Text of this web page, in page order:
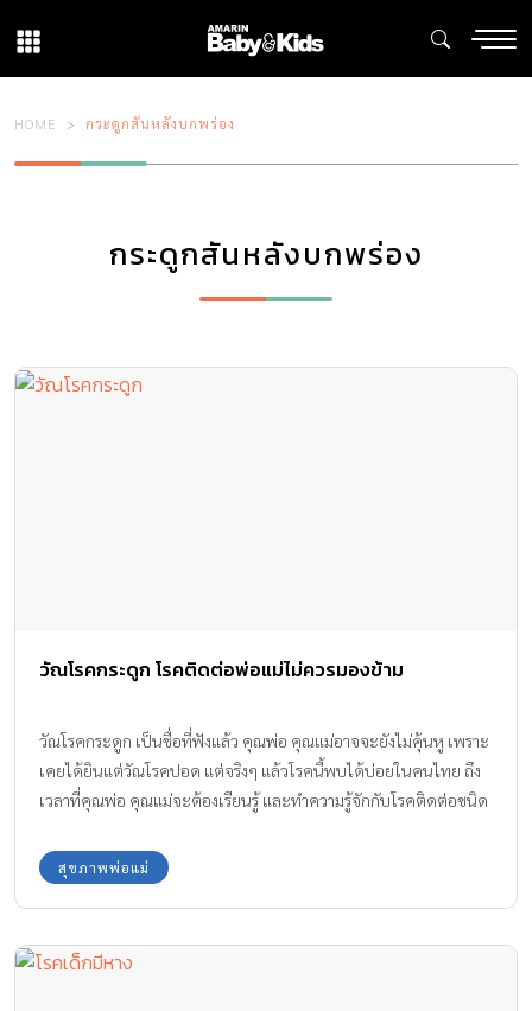
HOME กระดูกสันหลังบกพร่อง
กระดูกสันหลังบกพร่อง
วัณโรคกระดูก โรคติดต่อพ่อแม่ไม่ควรมองข้าม
วัณโรคกระดูก เป็นชื่อที่ฟังแล้ว คุณพ่อ คุณแม่อาจจะยังไม่คุ้นหู เพราะ
เคยได้ยินแต่วัณโรคปอด แต่จริงๆ แล้วโรคนี้พบได้บ่อยในคนไทย ถึง
เวลาที่คุณพ่อ คุณแม่จะต้องเรียนรู้ และทำความรู้จักกับโรคติดต่อชนิด
ค่ะสุขภาพพ่อแม่